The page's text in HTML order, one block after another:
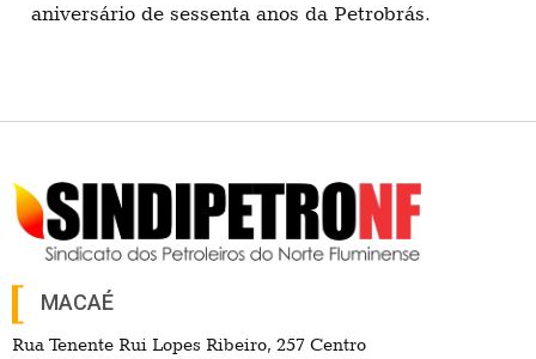
aniversário de sessenta anos da Petrobrás.
MACAÉ
Rua Tenente Rui Lopes Ribeiro, 257 Centro